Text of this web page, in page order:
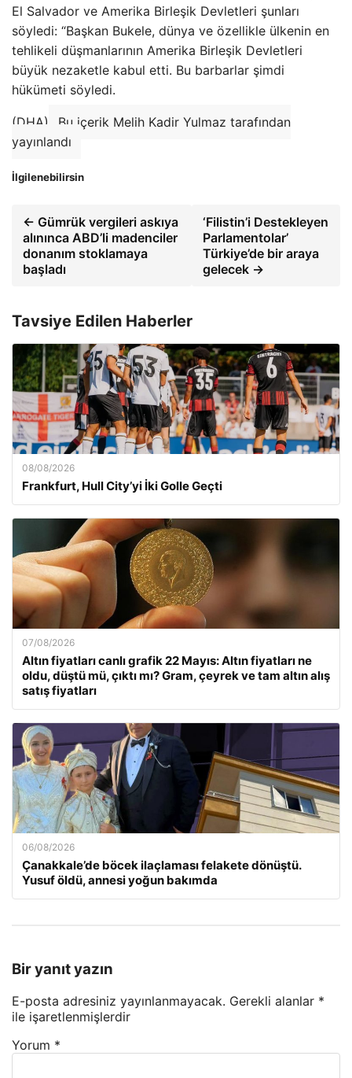
El Salvador ve Amerika Birleşik Devletleri şunları
söyledi: “Başkan Bukele, dünya ve özellikle ülkenin en
tehlikeli düşmanlarının Amerika Birleşik Devletleri
büyük nezaketle kabul etti. Bu barbarlar şimdi
hükümeti söyledi.
(DHA)
Bu içerik Melih Kadir Yulmaz tarafından
yayınlandı
İlgilenebilirsin
← Gümrük vergileri askıya
alınınca ABD’li madenciler
donanım stoklamaya
başladı
‘Filistin’i Destekleyen
Parlamentolar’
Türkiye’de bir araya
gelecek →
Tavsiye Edilen Haberler
08/08/2026
Frankfurt, Hull City’yi İki Golle Geçti
07/08/2026
Altın fiyatları canlı grafik 22 Mayıs: Altın fiyatları ne
oldu, düştü mü, çıktı mı? Gram, çeyrek ve tam altın alış
satış fiyatları
06/08/2026
Çanakkale’de böcek ilaçlaması felakete dönüştü.
Yusuf öldü, annesi yoğun bakımda
Bir yanıt yazın
E-posta adresiniz yayınlanmayacak. Gerekli alanlar *
ile işaretlenmişlerdir
Yorum *